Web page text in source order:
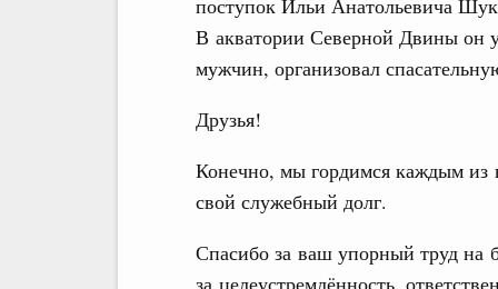
поступок Ильи Анатольевича
В акватории Северной Двины он
мужчин, организовал
Друзья!
Конечно, мы гордимся каждым из
свой служебный долг.
Спасибо за ваш упорный труд на
за целеустремлённость,